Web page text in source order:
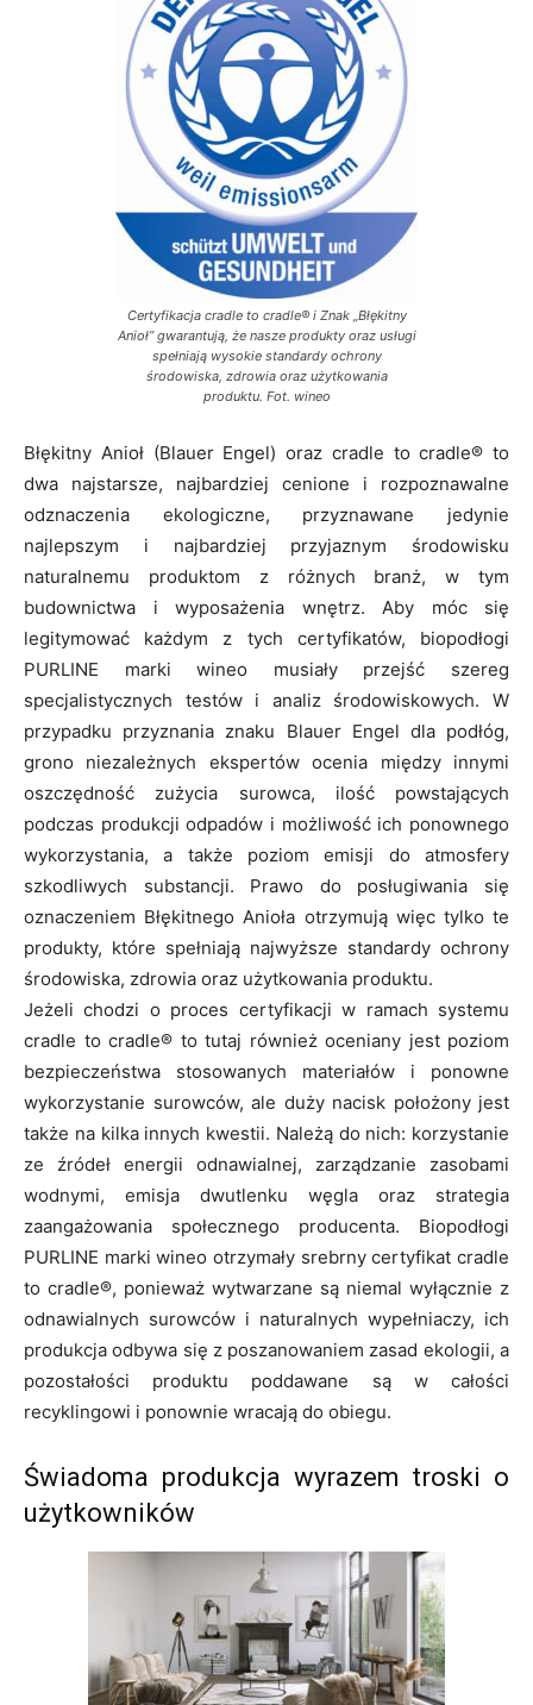
Certyfikacja cradle to cradle® i Znak „Błękitny
Anioł” gwarantują, że nasze produkty oraz usługi
spełniają wysokie standardy ochrony
środowiska, zdrowia oraz użytkowania
produktu. Fot. wineo
Błękitny Anioł (Blauer Engel) oraz cradle to cradle® to
dwa najstarsze, najbardziej cenione i rozpoznawalne
odznaczenia ekologiczne, przyznawane jedynie
najlepszym i najbardziej przyjaznym środowisku
naturalnemu produktom z różnych branż, w tym
budownictwa i wyposażenia wnętrz. Aby móc się
legitymować każdym z tych certyfikatów, biopodłogi
PURLINE marki wineo musiały przejść szereg
specjalistycznych testów i analiz środowiskowych. W
przypadku przyznania znaku Blauer Engel dla podłóg,
grono niezależnych ekspertów ocenia między innymi
oszczędność zużycia surowca, ilość powstających
podczas produkcji odpadów i możliwość ich ponownego
wykorzystania, a także poziom emisji do atmosfery
szkodliwych substancji. Prawo do posługiwania się
oznaczeniem Błękitnego Anioła otrzymują więc tylko te
produkty, które spełniają najwyższe standardy ochrony
środowiska, zdrowia oraz użytkowania produktu.
Jeżeli chodzi o proces certyfikacji w ramach systemu
cradle to cradle® to tutaj również oceniany jest poziom
bezpieczeństwa stosowanych materiałów i ponowne
wykorzystanie surowców, ale duży nacisk położony jest
także na kilka innych kwestii. Należą do nich: korzystanie
ze źródeł energii odnawialnej, zarządzanie zasobami
wodnymi, emisja dwutlenku węgla oraz strategia
zaangażowania społecznego producenta. Biopodłogi
PURLINE marki wineo otrzymały srebrny certyfikat cradle
to cradle®, ponieważ wytwarzane są niemal wyłącznie z
odnawialnych surowców i naturalnych wypełniaczy, ich
produkcja odbywa się z poszanowaniem zasad ekologii, a
pozostałości produktu poddawane są w całości
recyklingowi i ponownie wracają do obiegu.
Świadoma produkcja wyrazem troski o
użytkowników